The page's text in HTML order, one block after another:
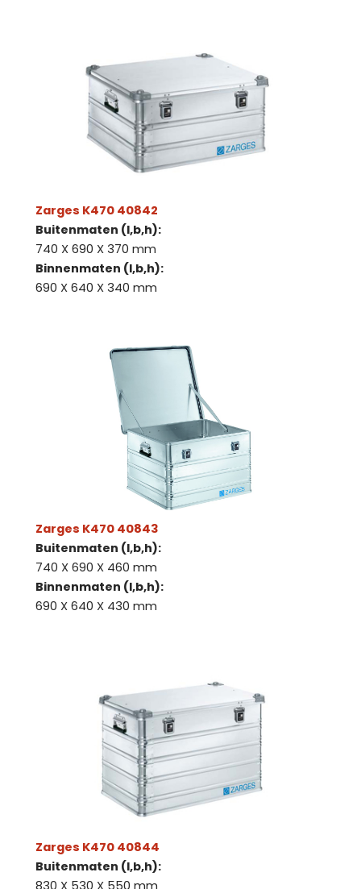
Zarges K470 40842
Buitenmaten (l,b,h):
740 X 690 X 370 mm
Binnenmaten (l,b,h):
690 X 640 X 340 mm
Zarges K470 40843
Buitenmaten (l,b,h):
740 X 690 X 460 mm
Binnenmaten (l,b,h):
690 X 640 X 430 mm
Zarges K470 40844
Buitenmaten (l,b,h):